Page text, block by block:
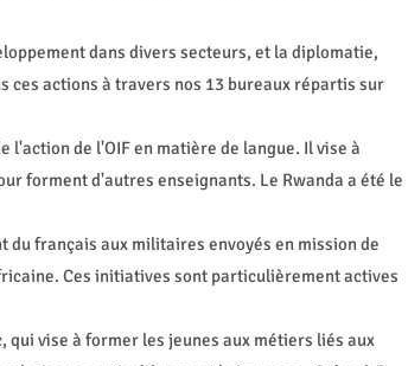
dans divers secteurs, et la diplomatie,
ces actions à travers nos 13 bureaux répartis sur
de l'OIF en matière de langue. Il vise à
forment d'autres enseignants. Le Rwanda a été le
français aux militaires envoyés en mission de
Ces initiatives sont particulièrement actives
qui vise à former les jeunes aux métiers liés aux